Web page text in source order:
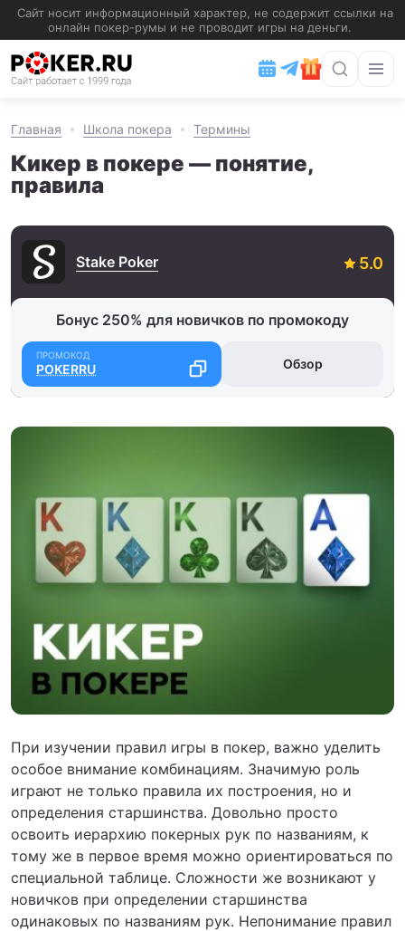
Главная Школа покера Термины
Кикер в покере — понятие,
правила
Stake Poker
Бонус 250% для новичков по промокоду
POKERRU Обзор
При изучении правил игры в покер, важно уделить
особое внимание комбинациям. Значимую роль
играют не только правила их построения, но и
определения старшинства. Довольно просто
освоить иерархию покерных рук по названиям, к
тому же в первое время можно ориентироваться по
специальной таблице. Сложности же возникают у
новичков при определении старшинства
одинаковых по названиям рук. Непонимание правил